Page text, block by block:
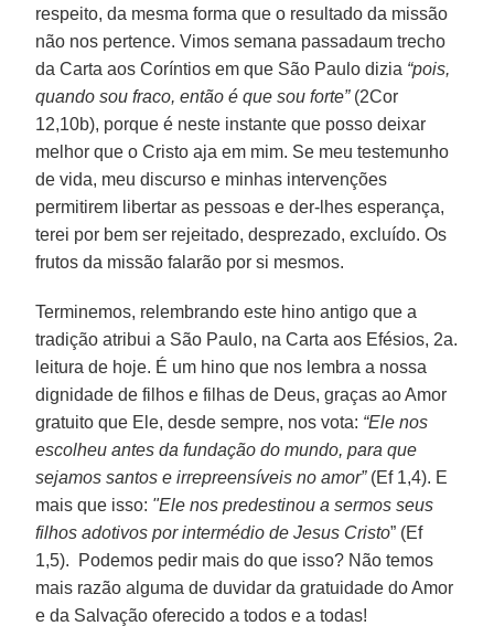
respeito, da mesma forma que o resultado da missão
não nos pertence. Vimos semana passadaum trecho
da Carta aos Coríntios em que São Paulo dizia “pois,
quando sou fraco, então é que sou forte”(2Cor
12,10b), porque é neste instante que posso deixar
melhor que o Cristo aja em mim. Se meu testemunho
de vida, meu discurso e minhas intervenções
permitirem libertar as pessoas e der-lhes esperança,
terei por bem ser rejeitado, desprezado, excluído. Os
frutos da missão falarão por si mesmos.
Terminemos, relembrando este hino antigo que a
tradição atribui a São Paulo, na Carta aos Efésios, 2a.
leitura de hoje. É um hino que nos lembra a nossa
dignidade de filhos e filhas de Deus, graças ao Amor
gratuito que Ele, desde sempre, nos vota: “Ele nos
escolheu antes da fundação do mundo, para que
sejamos santos e irrepreensíveis no amor”(Ef 1,4). E
mais que isso: "Ele nos predestinou a sermos seus
filhos adotivos por intermédio de Jesus Cristo” (Ef
1,5). Podemos pedir mais do que isso? Não temos
mais razão alguma de duvidar da gratuidade do Amor
e da Salvação oferecido a todos e a todas!